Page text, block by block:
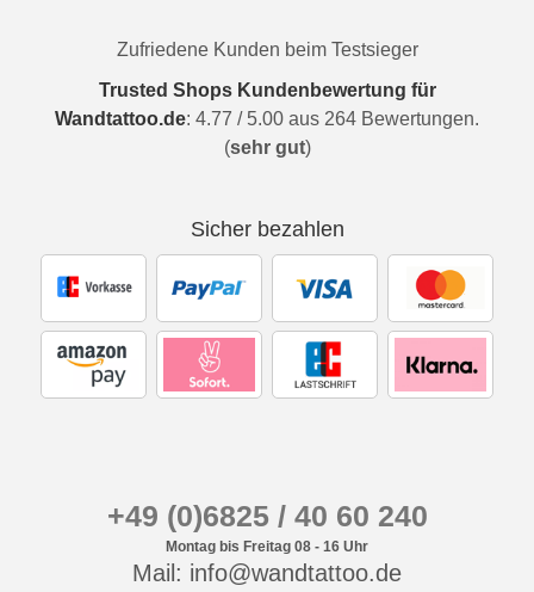
Zufriedene Kunden beim Testsieger
Trusted Shops Kundenbewertung für
Wandtattoo.de: 4.77 / 5.00 aus 264 Bewertungen.
(sehr gut)
Sicher bezahlen
+49 (0)6825 / 40 60 240
Montag bis Freitag 08 - 16 Uhr
Mail: info@wandtattoo.de